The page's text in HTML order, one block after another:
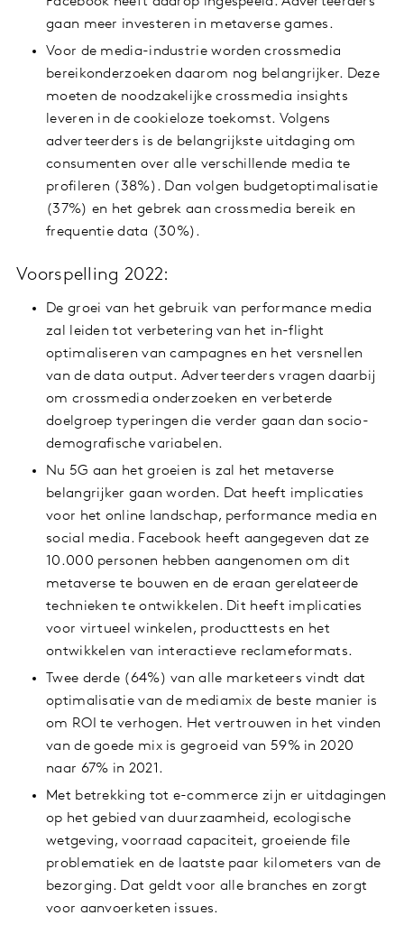
gaan meer investeren in metaverse games.
Voor de media-industrie worden crossmedia
bereikonderzoeken daarom nog belangrijker. Deze
moeten de noodzakelijke crossmedia insights
leveren in de cookieloze toekomst. Volgens
adverteerders is de belangrijkste uitdaging om
consumenten over alle verschillende media te
profileren (38%). Dan volgen budgetoptimalisatie
(37%) en het gebrek aan crossmedia bereik en
frequentie data (30%).
Voorspelling 2022:
De groei van het gebruik van performance media
zal leiden tot verbetering van het in-flight
optimaliseren van campagnes en het versnellen
van de data output. Adverteerders vragen daarbij
om crossmedia onderzoeken en verbeterde
doelgroep typeringen die verder gaan dan socio-
demografische variabelen.
Nu 5G aan het groeien is zal het metaverse
belangrijker gaan worden. Dat heeft implicaties
voor het online landschap, performance media en
social media. Facebook heeft aangegeven dat ze
10.000 personen hebben aangenomen om dit
metaverse te bouwen en de eraan gerelateerde
technieken te ontwikkelen. Dit heeft implicaties
voor virtueel winkelen, producttests en het
ontwikkelen van interactieve reclameformats.
Twee derde (64%) van alle marketeers vindt dat
optimalisatie van de mediamix de beste manier is
om ROI te verhogen. Het vertrouwen in het vinden
van de goede mix is gegroeid van 59% in 2020
naar 67% in 2021.
Met betrekking tot e-commerce zijn er uitdagingen
op het gebied van duurzaamheid, ecologische
wetgeving, voorraad capaciteit, groeiende file
problematiek en de laatste paar kilometers van de
bezorging. Dat geldt voor alle branches en zorgt
voor aanvoerketen issues.